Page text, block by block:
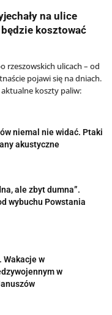
na ulice
kosztować
rzeszowskich ulicach – od
pojawi się na dniach.
koszty paliw:
niemal nie widać. Ptaki
akustyczne
ale zbyt dumna”.
wybuchu Powstania
Wakacje w
w